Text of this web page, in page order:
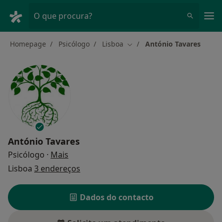
O que procura?
Homepage Psicólogo Lisboa Mudar de cidade
António Tavares
António Tavares
Psicólogo · Mais
Lisboa 3 endereços
Dados do contacto